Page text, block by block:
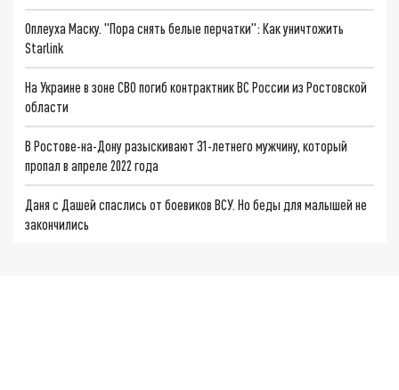
Оплеуха Маску. "Пора снять белые перчатки": Как уничтожить
Starlink
На Украине в зоне СВО погиб контрактник ВС России из Ростовской
области
В Ростове-на-Дону разыскивают 31-летнего мужчину, который
пропал в апреле 2022 года
Даня с Дашей спаслись от боевиков ВСУ. Но беды для малышей не
закончились